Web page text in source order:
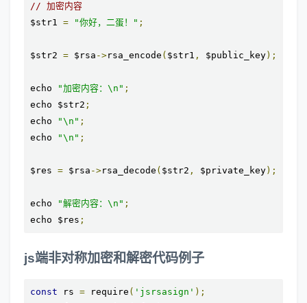
// 加密内容
$str1 = "你好，二蛋！" ;
$str2 = $rsa ->rsa_encode ( $str1 , $public_key);
echo "加密内容：\n" ;
echo $str2 ;
echo
"\n" ;
echo
"\n" ;
$res = $rsa ->rsa_decode ( $str2 , $private_key);
echo "解密内容：\n" ;
echo $res ;
js端非对称加密和解密代码例子
const rs = require ( 'jsrsasign' );